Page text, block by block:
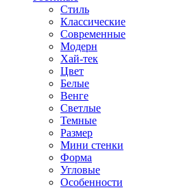
Стиль
Классические
Современные
Модерн
Хай-тек
Цвет
Белые
Венге
Светлые
Темные
Размер
Мини стенки
Форма
Угловые
Особенности